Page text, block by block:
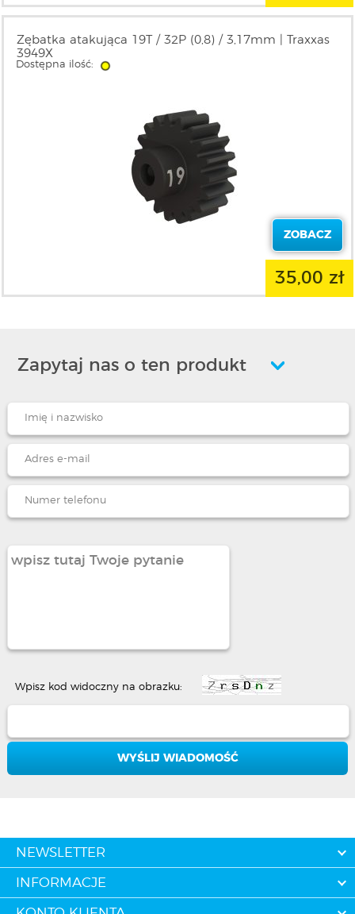
Zębatka atakująca 19T / 32P (0,8) / 3,17mm | Traxxas
3949X
Dostępna ilość:
ZOBACZ
35,00 zł
Zapytaj nas o ten produkt
Wpisz kod widoczny na obrazku:
NEWSLETTER
INFORMACJE